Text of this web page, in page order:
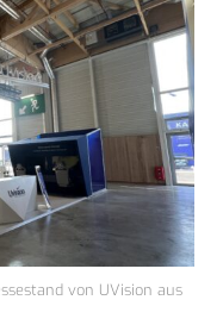
von UVision aus